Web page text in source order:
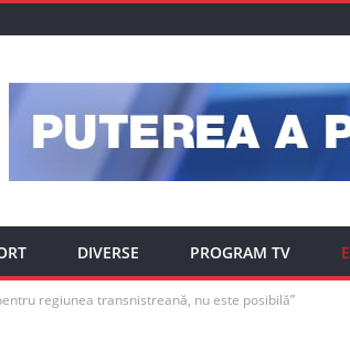
DIVERSE PROGRAM TV
regiunea transnistreană, nu este posibilă”